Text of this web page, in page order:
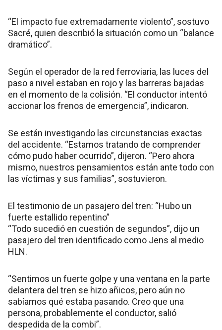
“El impacto fue extremadamente violento”, sostuvo
Sacré, quien describió la situación como un “balance
dramático”.
Según el operador de la red ferroviaria, las luces del
paso a nivel estaban en rojo y las barreras bajadas
en el momento de la colisión. “El conductor intentó
accionar los frenos de emergencia”, indicaron.
Se están investigando las circunstancias exactas
del accidente. “Estamos tratando de comprender
cómo pudo haber ocurrido”, dijeron. “Pero ahora
mismo, nuestros pensamientos están ante todo con
las víctimas y sus familias”, sostuvieron.
El testimonio de un pasajero del tren: “Hubo un
fuerte estallido repentino”
“Todo sucedió en cuestión de segundos”, dijo un
pasajero del tren identificado como Jens al medio
HLN.
“Sentimos un fuerte golpe y una ventana en la parte
delantera del tren se hizo añicos, pero aún no
sabíamos qué estaba pasando. Creo que una
persona, probablemente el conductor, salió
despedida de la combi”.